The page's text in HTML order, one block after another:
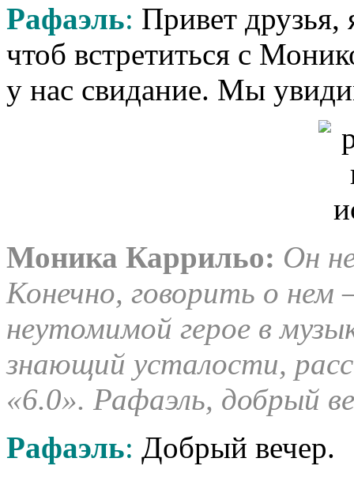
Рафаэль: Привет друзья,
чтоб встретиться с
у нас свидание. Мы
Моника Каррильо: Он
Конечно, говорить о нем
неутомимой герое в
знающий усталости,
«6.0». Рафаэль, добрый
Рафаэль: Добрый вечер.